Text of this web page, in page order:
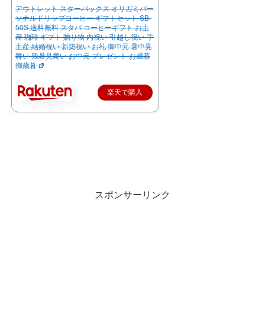
アウトレット スターバックス オリガミパー
ソナルドリップコーヒー ギフトセット SB-
50S 送料無料 スタバ コーヒーギフト お土
産 珈琲 ギフト 贈り物 内祝い 引越し祝い 手
土産 結婚祝い 新築祝い お礼 御中元 暑中見
舞い 残暑見舞い お中元 プレゼント お歳暮
御歳暮
楽天で購入
スポンサーリンク